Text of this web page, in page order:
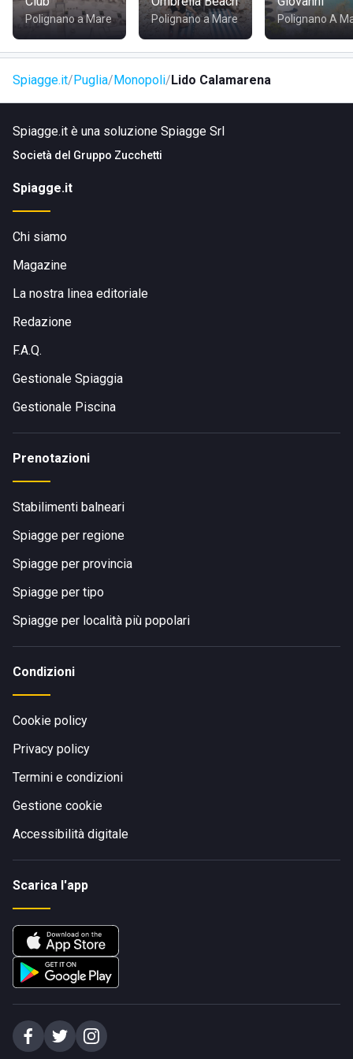
Polignano a Mare Polignano a Mare Polignano A
Spiagge.it Puglia Monopoli Lido Calamarena
Spiagge.it è una soluzione Spiagge Srl
Società del Gruppo Zucchetti
Spiagge.it
Chi siamo
Magazine
La nostra linea editoriale
Redazione
F.A.Q.
Gestionale Spiaggia
Gestionale Piscina
Prenotazioni
Stabilimenti balneari
Spiagge per regione
Spiagge per provincia
Spiagge per tipo
Spiagge per località più popolari
Condizioni
Cookie policy
Privacy policy
Termini e condizioni
Gestione cookie
Accessibilità digitale
Scarica l'app